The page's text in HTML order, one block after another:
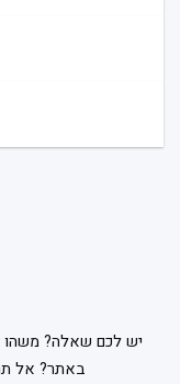
יש לכם שאלה? משהו
באתר? אל